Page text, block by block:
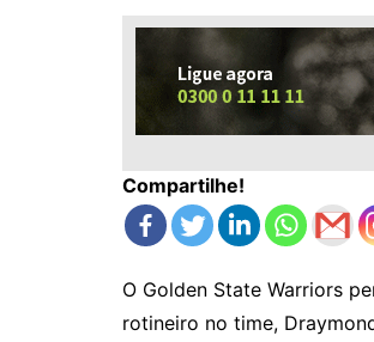
Compartilhe!
O Golden State Warriors
rotineiro no time,